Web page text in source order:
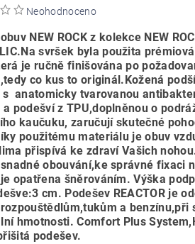
Neohodnoceno
NEW ROCK z kolekce NEW
svršek byla použita
je ručně finišována po
co kus to originál.Kožená
s anatomicky tvarovanou
podešví z TPU,doplněnou o
kaučuku, zaručují skutečné
použitému materiálu je obuv
přispívá ke zdraví Vašich
obouvání,ke správné fixaci
opatřena šněrováním. Výška
cm. Podešev REACTOR je
a benzínu,při
hmotnosti. Comfort Plus
podešev.